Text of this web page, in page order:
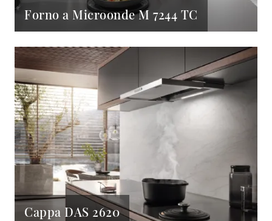
Forno a Microonde M 7244 TC
Cappa DAS 2620